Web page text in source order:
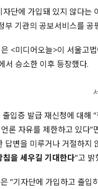
자단에 가입돼 있지 않다는
부 기관의 공보서비스를 공
<미디어오늘>이 서울고
서 승소한 이후 등장했다.
입증 발급 재신청에 대해
론 자유를 제한하고 있다
답변을 미루거나 거절하지
침을 세우길 기대한다“고 밝
“기자단에 가입하고 출입